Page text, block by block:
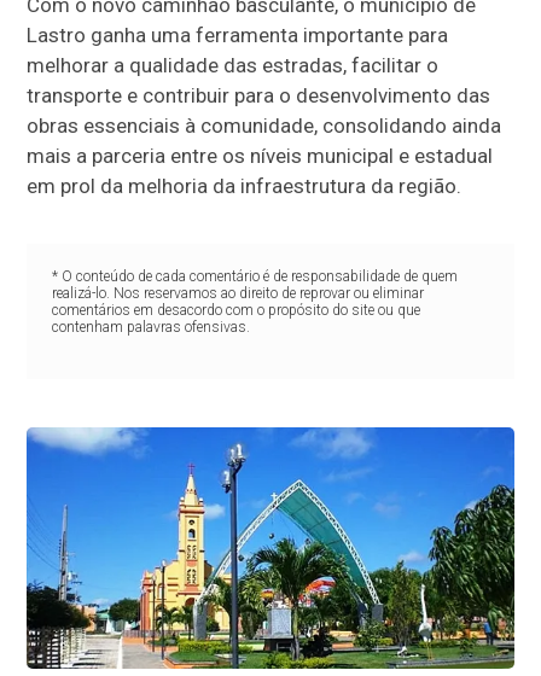
Lastro ganha uma ferramenta importante para
melhorar a qualidade das estradas, facilitar o
transporte e contribuir para o desenvolvimento das
obras essenciais à comunidade, consolidando ainda
mais a parceria entre os níveis municipal e estadual
em prol da melhoria da infraestrutura da região.
* O conteúdo de cada comentário é de responsabilidade de quem
realizá-lo. Nos reservamos ao direito de reprovar ou eliminar
comentários em desacordo com o propósito do site ou que
contenham palavras ofensivas.